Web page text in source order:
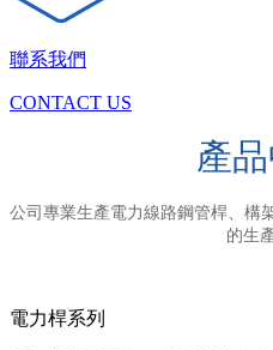
聯系我們
CONTACT US
產
公司專業生產電力線路鋼管桿、構
的生
電力桿系列